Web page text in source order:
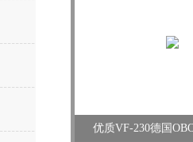
优质VF-230德国